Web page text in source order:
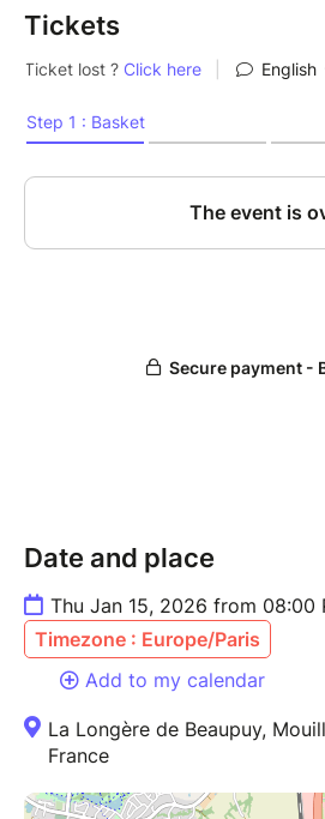
Tickets
Date and place
Thu Jan 15, 2026 from 08:00
Timezone : Europe/Paris
Add to my calendar
La Longère de Beaupuy,
France